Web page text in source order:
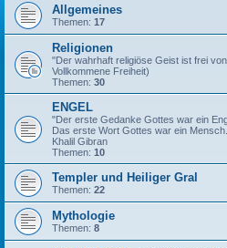
Allgemeines
Themen: 17
Religionen
"Der wahrhaft religiöse Geist ist frei
Vollkommene Freiheit)
Themen: 30
ENGEL
"Der erste Gedanke Gottes war ein
Das erste Wort Gottes war ein
Khalil Gibran
Themen: 10
Templer und Heiliger Gral
Themen: 22
Mythologie
Themen: 8